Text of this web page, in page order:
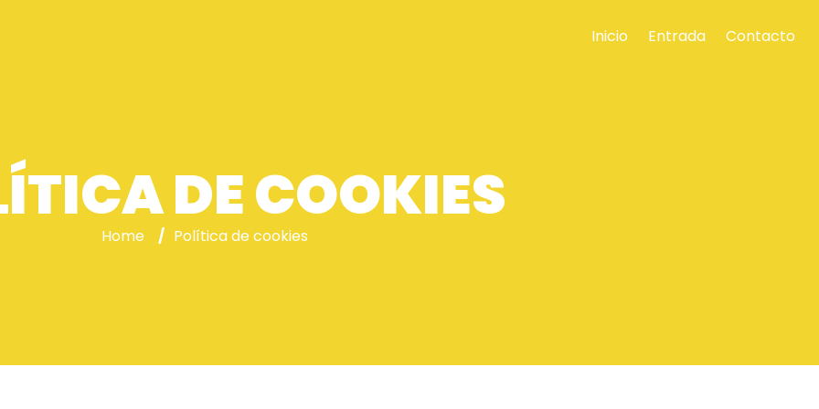
Inicio Entrada Contacto
DE COOKIES
Home / Política de cookies